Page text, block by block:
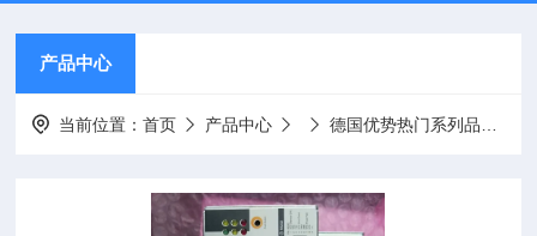
产品中心
当前位置：首页 产品中心 德国优势热门系列品牌